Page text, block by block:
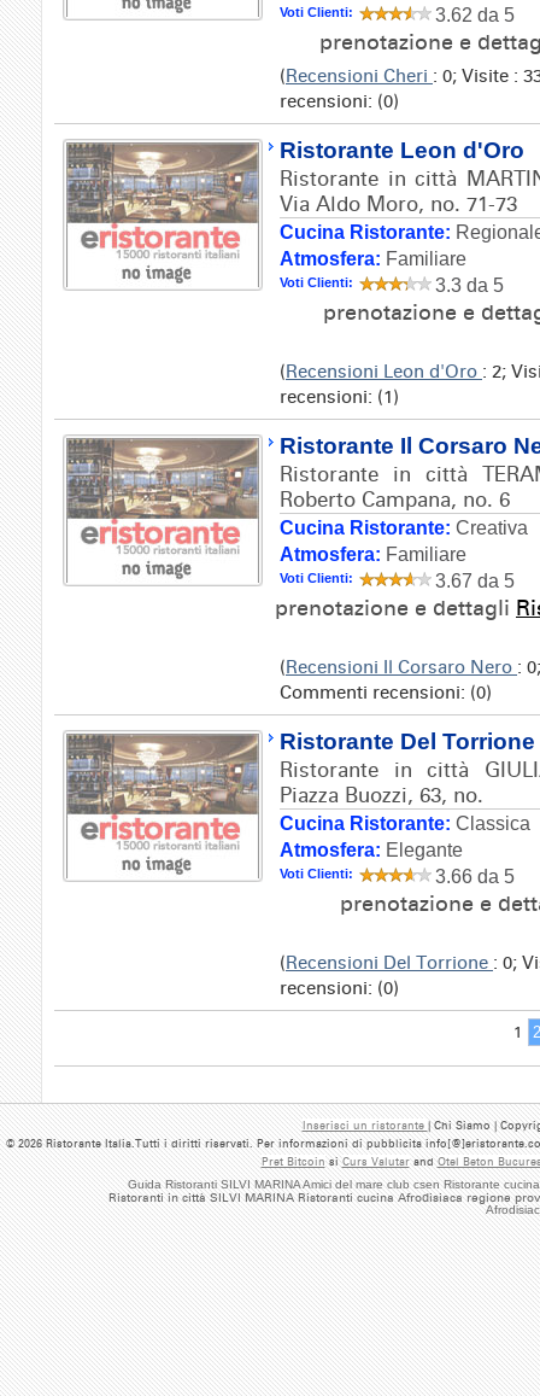
Guida Ristoranti SILVI MARINA Amici del mare club csen Ristorante
Ristoranti in città SILVI MARINA Ristoranti cucina Afrodisiaca regione
Voti Clienti: 3.62 da 5
prenotazione e
(Recensioni Cheri : 0; Visite :
recensioni: (0)
Ristorante Leon d'Oro
Ristorante in città
Via Aldo Moro, no. 71-73
Cucina Ristorante:
Atmosfera: Familiare
Voti Clienti: 3.3 da 5
prenotazione e
(Recensioni Leon d'Oro : 2;
recensioni: (1)
Ristorante Il Corsaro
Ristorante in città
Roberto Campana, no. 6
Cucina Ristorante: Creativa
Atmosfera: Familiare
Voti Clienti: 3.67 da 5
prenotazione e dettagli
(Recensioni Il Corsaro Nero :
Commenti recensioni: (0)
Ristorante Del Torrione
Ristorante in città
Piazza Buozzi, 63, no.
Cucina Ristorante: Classica
Atmosfera: Elegante
Voti Clienti: 3.66 da 5
prenotazione e
(Recensioni Del Torrione : 0;
recensioni: (0)
1 2
Inserisci un ristorante | Chi Siamo |
© 2026 Ristorante Italia.Tutti i diritti riservati. Per informazioni di pubblicita
Pret BitcoinsiCurs ValutarandOtel Beton